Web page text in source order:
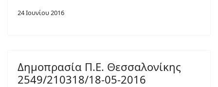
24 Ιουνίου 2016
Δημοπρασία Π.Ε. Θεσσαλονίκης
2549/210318/18-05-2016